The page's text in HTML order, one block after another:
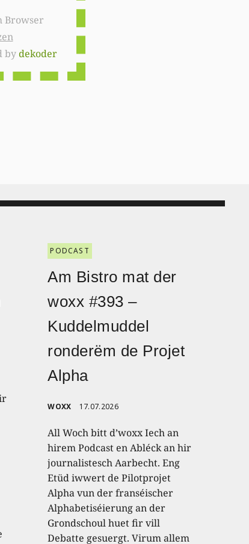
bydekoder
PODCAST
Am Bistro mat der
woxx #393 –
Kuddelmuddel
ronderëm de Projet
Alpha
WOXX 17.07.2026
All Woch bitt d’woxx Iech an
hirem Podcast en Abléck an hir
journalistesch Aarbecht. Eng
Etüd iwwert de Pilotprojet
Alpha vun der franséischer
Alphabetiséierung an der
Grondschoul huet fir vill
Debatte gesuergt. Virum allem